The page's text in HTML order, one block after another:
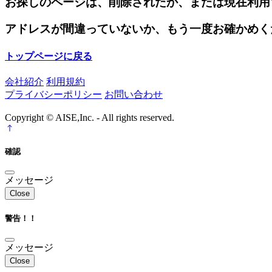
アドレスが間違っていないか、もう一度お確かめ
トップページに戻る
会社紹介 利用規約
プライバシーポリシー お問い合わせ
Copyright © AISE,Inc. - All rights reserved.
確認
メッセージ
Close
警告！！
メッセージ
Close